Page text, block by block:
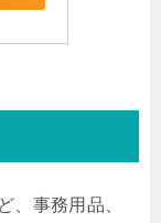
、事務用品、